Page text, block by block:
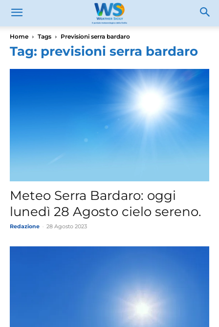
Home Tags Previsioni serra bardaro
Tag: previsioni serra bardaro
Meteo Serra Bardaro: oggi
lunedì 28 Agosto cielo sereno.
Redazione 28 Agosto 2023